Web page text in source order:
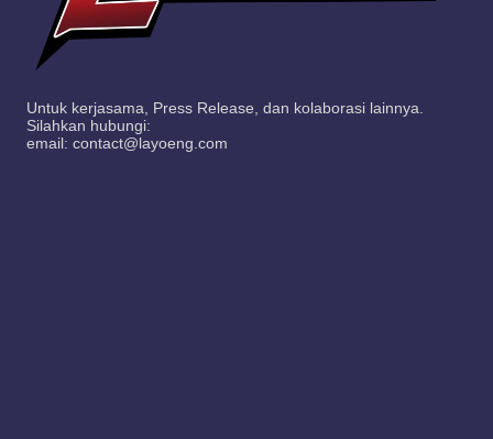
Untuk kerjasama, Press Release, dan kolaborasi lainnya.
Silahkan hubungi:
email: contact@layoeng.com